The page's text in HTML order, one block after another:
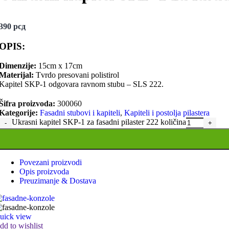
Jednostrane fasadne kocke
Duple fasadne kocke
strukturalnog tereta, ali takođe imaju i dekorativnu svrhu.
Fasadni stubovi i kapiteli su neodvojivi deo mnogih
рсд
15cm x 17cm
Tvrdo presovani polistirol
SKP-1 odgovara ravnom stubu – SLS 222.
proizvoda: 300060
Fasadni stubovi i kapiteli, Kapiteli i postolja pilastera
Ukrasni kapitel SKP-1 za fasadni pilaster 222 količina
Povezani proizvodi
Opis proizvoda
Preuzimanje & Dostava
view
to wishlist